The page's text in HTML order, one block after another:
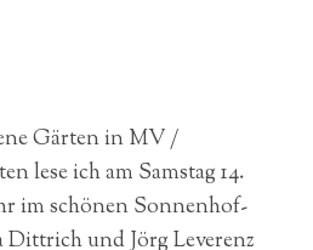
Gärten in MV /
lese ich am Samstag 14.
im schönen Sonnenhof-
und Jörg Leverenz